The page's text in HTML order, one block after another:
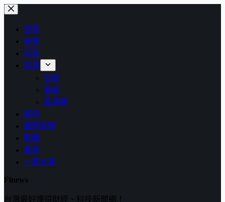
跳
首頁
商業
科技
投資
台股
美股
區塊鏈
經濟
國際新聞
軟體
產業
一週大事
Finews
台灣最好懂得財經、科技新聞網！